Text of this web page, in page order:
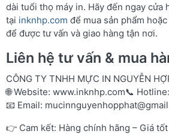
dài tuổi thọ máy in. Hãy đến ngay cửa
tại inknhp.com để mua sản phẩm
để được tư vấn và giao hàng tận nơi.
Liên hệ tư vấn & mua
CÔNG TY TNHH MỰC IN NGUYỄN
🌐 Website: www.inknhp.com📞
📧 Email:
👉 Cam kết: Hàng chính hãng – Giá